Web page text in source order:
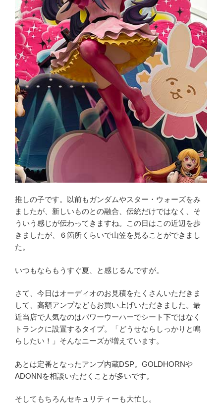
推しの子です。以前もガンダムやスター・ウォーズをみ
ましたが、新しいものとの融合、伝統だけではなく、そ
ういう感じが伝わってきますね。この日はこの近辺を歩
きましたが、６箇所くらいで山笠を見ることができまし
た。
いつもならもうすぐ夏、と感じるんですが。
さて、今日はオーディオのお見積をたくさんいただきま
して、高額アンプなどもお買い上げいただきました。最
近当店で人気なのはパワーウーハーでシート下ではなく
トランクに設置するタイプ。「どうせならしっかりと鳴
らしたい！」そんなニーズが増えています。
あとは定番となったアンプ内蔵DSP。GOLDHORNや
ADONNを相談いただくことが多いです。
そしてもちろんセキュリティーも大忙し。